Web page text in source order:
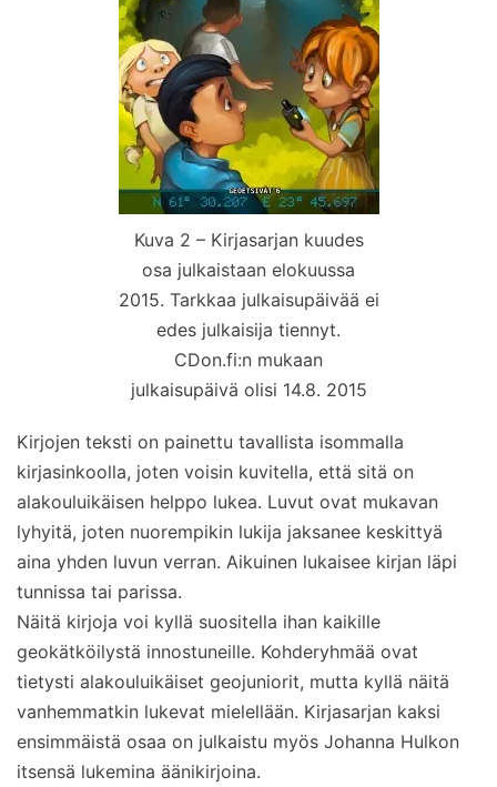
Kuva 2 – Kirjasarjan kuudes
osa julkaistaan elokuussa
2015. Tarkkaa julkaisupäivää ei
edes julkaisija tiennyt.
CDon.fi:n mukaan
julkaisupäivä olisi 14.8. 2015
Kirjojen teksti on painettu tavallista isommalla
kirjasinkoolla, joten voisin kuvitella, että sitä on
alakouluikäisen helppo lukea. Luvut ovat mukavan
lyhyitä, joten nuorempikin lukija jaksanee keskittyä
aina yhden luvun verran. Aikuinen lukaisee kirjan läpi
tunnissa tai parissa.
Näitä kirjoja voi kyllä suositella ihan kaikille
geokätköilystä innostuneille. Kohderyhmää ovat
tietysti alakouluikäiset geojuniorit, mutta kyllä näitä
vanhemmatkin lukevat mielellään. Kirjasarjan kaksi
ensimmäistä osaa on julkaistu myös Johanna Hulkon
itsensä lukemina äänikirjoina.